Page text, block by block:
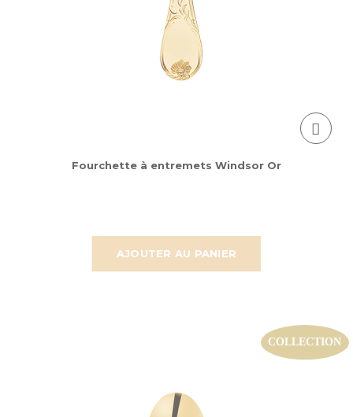
AJOUTER AU PANIER
Fourchette à entremets Windsor Or